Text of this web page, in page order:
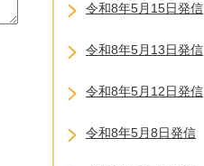
令和8年5月15日発信
令和8年5月13日発信
令和8年5月12日発信
令和8年5月8日発信